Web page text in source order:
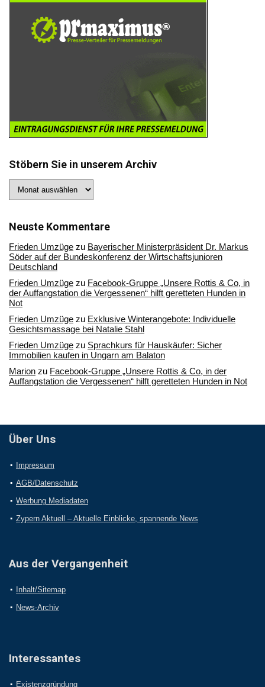
Stöbern Sie in unserem Archiv
Sie
Archiv
Neuste Kommentare
Frieden Umzüge zu Bayerischer Ministerpräsident Dr. Markus
Söder auf der Bundeskonferenz der Wirtschaftsjunioren
Deutschland
Frieden Umzüge zu Facebook-Gruppe „Unsere Rottis & Co, in
der Auffangstation die Vergessenen“ hilft geretteten Hunden in
Not
Frieden Umzüge zu Exklusive Winterangebote: Individuelle
Gesichtsmassage bei Natalie Stahl
Frieden Umzüge zu Sprachkurs für Hauskäufer: Sicher
Immobilien kaufen in Ungarn am Balaton
Marion zu Facebook-Gruppe „Unsere Rottis & Co, in der
Auffangstation die Vergessenen“ hilft geretteten Hunden in Not
Über Uns
Impressum
AGB/Datenschutz
Werbung Mediadaten
Zypern Aktuell – Aktuelle Einblicke, spannende News
Aus der Vergangenheit
Inhalt/Sitemap
News-Archiv
Interessantes
Existenzgründung